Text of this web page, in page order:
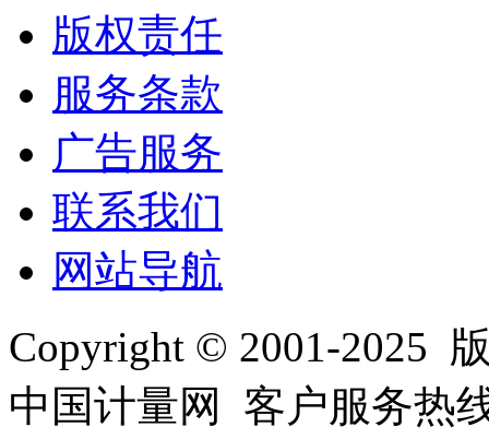
版权责任
服务条款
广告服务
联系我们
网站导航
Copyright © 2001-2025
中国计量网 客户服务热